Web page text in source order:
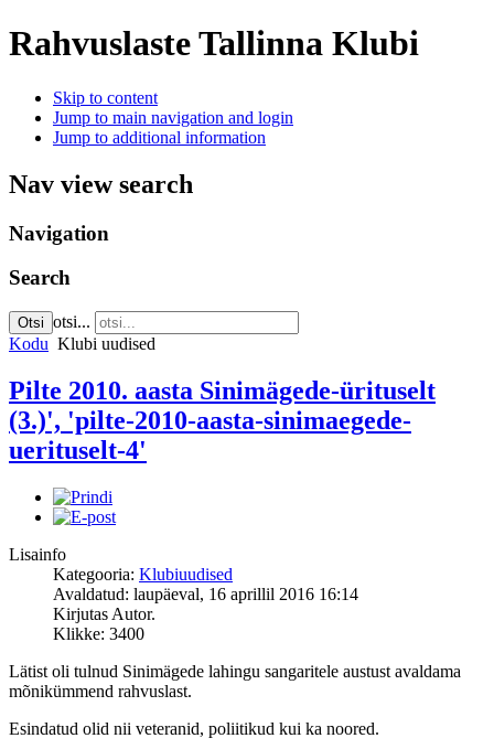
Rahvuslaste Tallinna Klubi
Skip to content
Jump to main navigation and login
Jump to additional information
Nav view search
Navigation
Search
Otsi otsi...
Kodu Klubi uudised
Pilte 2010. aasta Sinimägede-ürituselt
(3.)', 'pilte-2010-aasta-sinimaegede-
uerituselt-4'
Lisainfo
Kategooria: Klubiuudised
Avaldatud: laupäeval, 16 aprillil 2016 16:14
Kirjutas Autor.
Klikke: 3400
Lätist oli tulnud Sinimägede lahingu sangaritele austust avaldama
mõnikümmend rahvuslast.
Esindatud olid nii veteranid, poliitikud kui ka noored.